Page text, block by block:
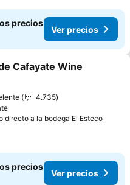
precios
Ver precios
a favoritos
Cafayate Wine
4.735
directo a la bodega El EstecoVer
precios
Ver precios